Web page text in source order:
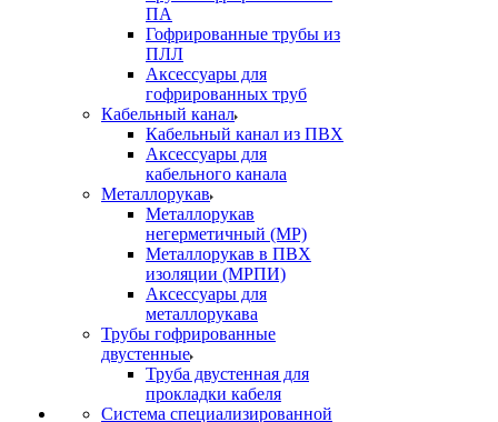
ПА
Гофрированные трубы из
ПЛЛ
Аксессуары для
гофрированных труб
Кабельный канал
Кабельный канал из ПВХ
Аксессуары для
кабельного канала
Металлорукав
Металлорукав
негерметичный (МР)
Металлорукав в ПВХ
изоляции (МРПИ)
Аксессуары для
металлорукава
Трубы гофрированные
двустенные
Труба двустенная для
прокладки кабеля
Система специализированной